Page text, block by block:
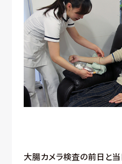
大腸カメラ検査の前日と